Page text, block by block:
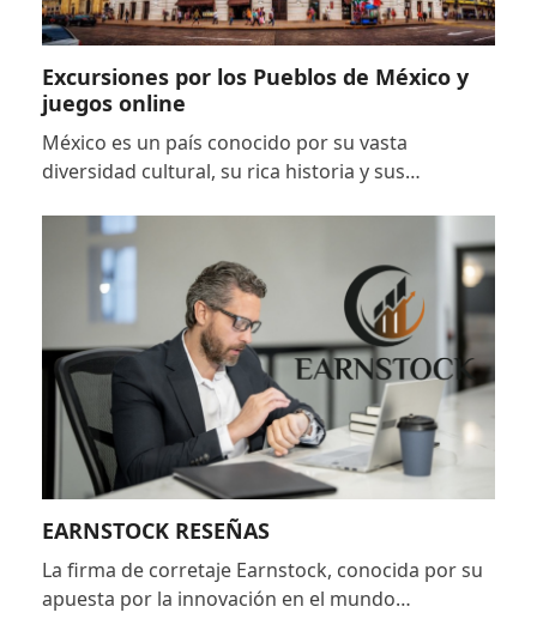
Excursiones por los Pueblos de México y
juegos online
México es un país conocido por su vasta
diversidad cultural, su rica historia y sus…
EARNSTOCK RESEÑAS
La firma de corretaje Earnstock, conocida por su
apuesta por la innovación en el mundo…